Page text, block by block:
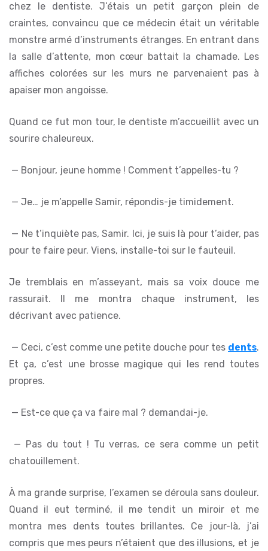
chez le dentiste. J’étais un petit garçon plein de
craintes, convaincu que ce médecin était un véritable
monstre armé d’instruments étranges. En entrant dans
la salle d’attente, mon cœur battait la chamade. Les
affiches colorées sur les murs ne parvenaient pas à
apaiser mon angoisse.
Quand ce fut mon tour, le dentiste m’accueillit avec un
sourire chaleureux.
— Bonjour, jeune homme ! Comment t’appelles-tu ?
— Je… je m’appelle Samir, répondis-je timidement.
— Ne t’inquiète pas, Samir. Ici, je suis là pour t’aider, pas
pour te faire peur. Viens, installe-toi sur le fauteuil.
Je tremblais en m’asseyant, mais sa voix douce me
rassurait. Il me montra chaque instrument, les
décrivant avec patience.
— Ceci, c’est comme une petite douche pour tes dents.
Et ça, c’est une brosse magique qui les rend toutes
propres.
— Est-ce que ça va faire mal ? demandai-je.
— Pas du tout ! Tu verras, ce sera comme un petit
chatouillement.
À ma grande surprise, l’examen se déroula sans douleur.
Quand il eut terminé, il me tendit un miroir et me
montra mes dents toutes brillantes. Ce jour-là, j’ai
compris que mes peurs n’étaient que des illusions, et je